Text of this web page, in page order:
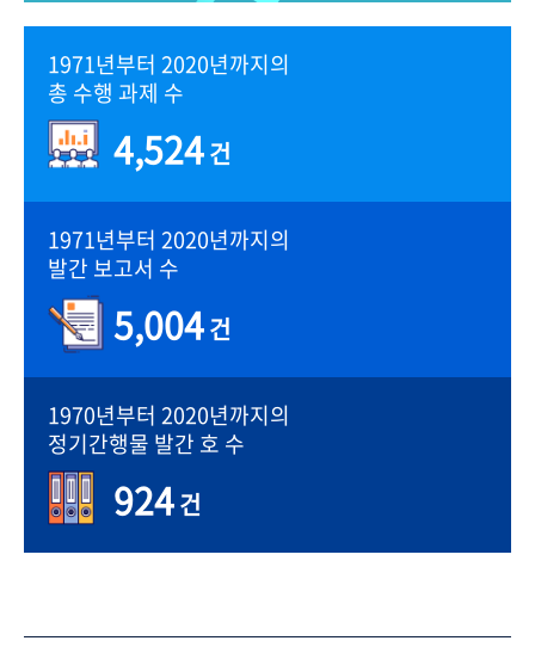
1971년부터 2020년까지의
총 수행 과제 수
4,524건
1971년부터 2020년까지의
발간 보고서 수
5,004건
1970년부터 2020년까지의
정기간행물 발간 호 수
924건